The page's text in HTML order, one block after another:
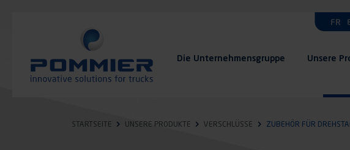
FR
Die Unternehmensgruppe Unsere
STARTSEITE UNSERE PRODUKTE VERSCHLÜSSE ZUBEHÖR FÜR